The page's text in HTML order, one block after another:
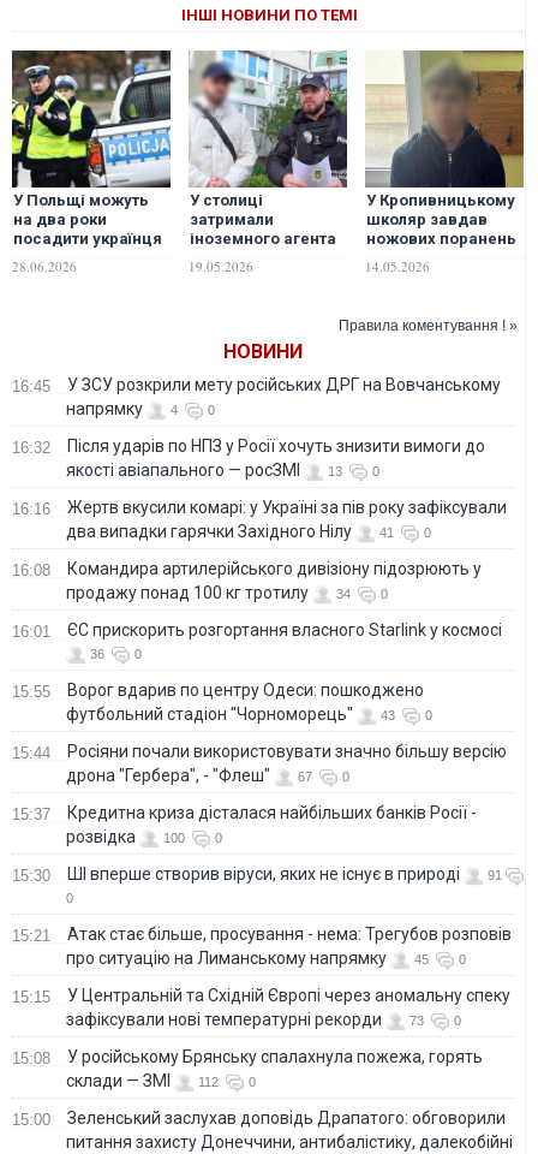
ІНШІ НОВИНИ ПО ТЕМІ
У Польщі можуть
на два роки
посадити українця
через погрози
Навроцькому в
28.06.2026
У столиці
затримали
іноземного агента
російських
спецслужб, який
19.05.2026
У Кропивницькому
школяр завдав
ножових поранень
однокласнику —
поліція
14.05.2026
Правила коментування ! »
НОВИНИ
16:45
У ЗСУ розкрили мету російських ДРГ на Вовчанському
напрямку
4 0
16:32
Після ударів по НПЗ у Росії хочуть знизити вимоги до
якості авіапального — росЗМІ
13 0
16:16
Жертв вкусили комарі: у Україні за пів року зафіксували
два випадки гарячки Західного Нілу
41 0
16:08
Командира артилерійського дивізіону підозрюють у
продажу понад 100 кг тротилу
34 0
16:01 ЄС прискорить розгортання власного Starlink у космосі
36 0
15:55
Ворог вдарив по центру Одеси: пошкоджено
футбольний стадіон "Чорноморець"
43 0
15:44
Росіяни почали використовувати значно більшу версію
дрона "Гербера", - "Флеш"
67 0
15:37
Кредитна криза дісталася найбільших банків Росії -
розвідка
100 0
15:30 ШІ вперше створив віруси, яких не існує в природі
91
0
15:21
Атак стає більше, просування - нема: Трегубов розповів
про ситуацію на Лиманському напрямку
45 0
15:15
У Центральній та Східній Європі через аномальну спеку
зафіксували нові температурні рекорди
73 0
15:08
У російському Брянську спалахнула пожежа, горять
склади — ЗМІ
112 0
15:00
Зеленський заслухав доповідь Драпатого: обговорили
питання захисту Донеччини, антибалістику, далекобійні